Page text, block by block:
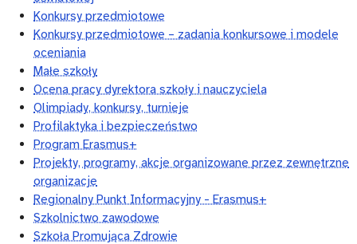
Konkursy przedmiotowe
Konkursy przedmiotowe – zadania konkursowe i modele
oceniania
Małe szkoły
Ocena pracy dyrektora szkoły i nauczyciela
Olimpiady, konkursy, turnieje
Profilaktyka i bezpieczeństwo
Program Erasmus+
Projekty, programy, akcje organizowane przez zewnętrzne
organizacje
Regionalny Punkt Informacyjny - Erasmus+
Szkolnictwo zawodowe
Szkoła Promująca Zdrowie